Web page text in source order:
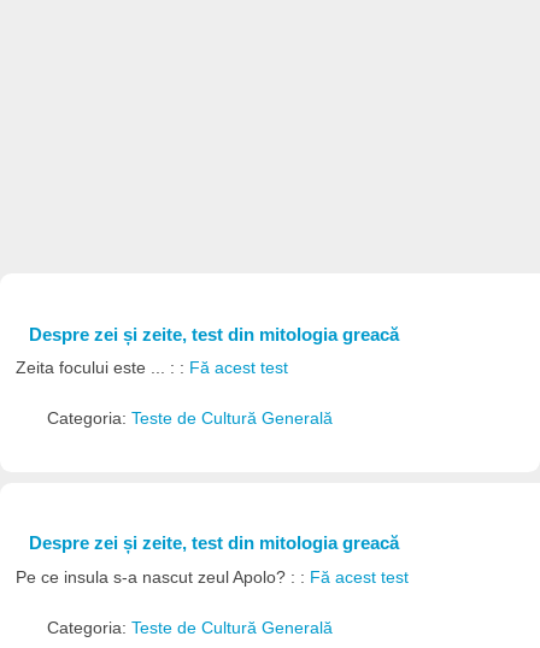
Despre zei și zeite, test din mitologia greacă
Zeita focului este ... : : Fă acest test
Categoria: Teste de Cultură Generală
Despre zei și zeite, test din mitologia greacă
Pe ce insula s-a nascut zeul Apolo? : : Fă acest test
Categoria: Teste de Cultură Generală